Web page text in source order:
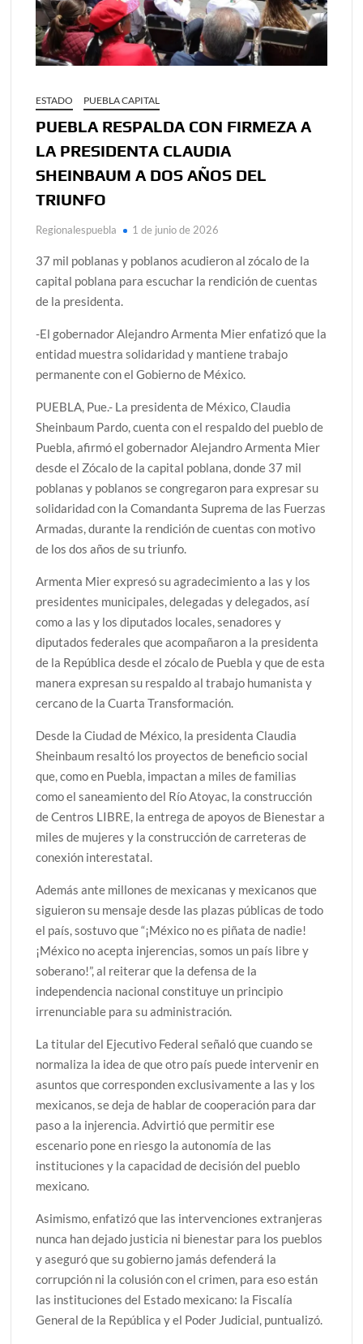
ESTADO PUEBLA CAPITAL
PUEBLA RESPALDA CON FIRMEZA A
LA PRESIDENTA CLAUDIA
SHEINBAUM A DOS AÑOS DEL
TRIUNFO
Regionalespuebla 1 de junio de 2026
37 mil poblanas y poblanos acudieron al zócalo de la
capital poblana para escuchar la rendición de cuentas
de la presidenta.
-El gobernador Alejandro Armenta Mier enfatizó que la
entidad muestra solidaridad y mantiene trabajo
permanente con el Gobierno de México.
PUEBLA, Pue.- La presidenta de México, Claudia
Sheinbaum Pardo, cuenta con el respaldo del pueblo de
Puebla, afirmó el gobernador Alejandro Armenta Mier
desde el Zócalo de la capital poblana, donde 37 mil
poblanas y poblanos se congregaron para expresar su
solidaridad con la Comandanta Suprema de las Fuerzas
Armadas, durante la rendición de cuentas con motivo
de los dos años de su triunfo.
Armenta Mier expresó su agradecimiento a las y los
presidentes municipales, delegadas y delegados, así
como a las y los diputados locales, senadores y
diputados federales que acompañaron a la presidenta
de la República desde el zócalo de Puebla y que de esta
manera expresan su respaldo al trabajo humanista y
cercano de la Cuarta Transformación.
Desde la Ciudad de México, la presidenta Claudia
Sheinbaum resaltó los proyectos de beneficio social
que, como en Puebla, impactan a miles de familias
como el saneamiento del Río Atoyac, la construcción
de Centros LIBRE, la entrega de apoyos de Bienestar a
miles de mujeres y la construcción de carreteras de
conexión interestatal.
Además ante millones de mexicanas y mexicanos que
siguieron su mensaje desde las plazas públicas de todo
el país, sostuvo que “¡México no es piñata de nadie!
¡México no acepta injerencias, somos un país libre y
soberano!”, al reiterar que la defensa de la
independencia nacional constituye un principio
irrenunciable para su administración.
La titular del Ejecutivo Federal señaló que cuando se
normaliza la idea de que otro país puede intervenir en
asuntos que corresponden exclusivamente a las y los
mexicanos, se deja de hablar de cooperación para dar
paso a la injerencia. Advirtió que permitir ese
escenario pone en riesgo la autonomía de las
instituciones y la capacidad de decisión del pueblo
mexicano.
Asimismo, enfatizó que las intervenciones extranjeras
nunca han dejado justicia ni bienestar para los pueblos
y aseguró que su gobierno jamás defenderá la
corrupción ni la colusión con el crimen, para eso están
las instituciones del Estado mexicano: la Fiscalía
General de la República y el Poder Judicial, puntualizó.